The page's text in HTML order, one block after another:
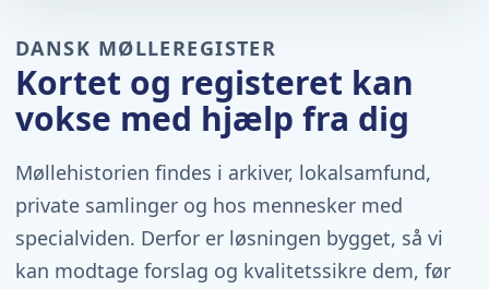
DANSK MØLLEREGISTER
Kortet og registeret kan
vokse med hjælp fra dig
Møllehistorien findes i arkiver, lokalsamfund,
private samlinger og hos mennesker med
specialviden. Derfor er løsningen bygget, så vi
kan modtage forslag og kvalitetssikre dem, før